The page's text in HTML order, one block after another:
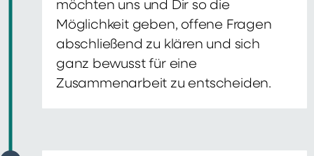
möchten uns und Dir so die
Möglichkeit geben, offene Fragen
abschließend zu klären und sich
ganz bewusst für eine
Zusammenarbeit zu entscheiden.